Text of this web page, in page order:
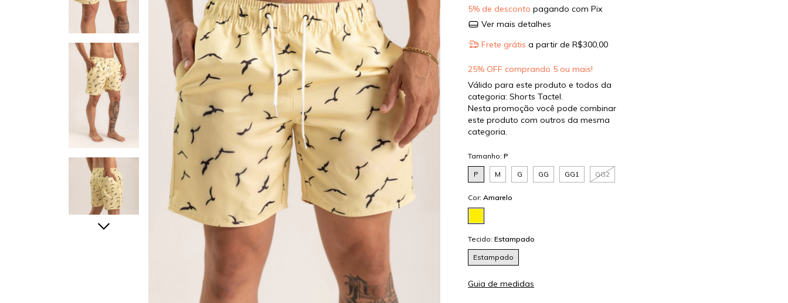
5% de desconto pagando com Pix
Ver mais detalhes
Frete grátis a partir de R$300,00
25% OFF comprando 5 ou mais!
Válido para este produto e todos da
categoria: Shorts Tactel.
Nesta promoção você pode combinar
este produto com outros da mesma
categoria.
Tamanho: P
P M G GG GG1 GG2
Cor: Amarelo
Tecido: Estampado
Estampado
Guia de medidas